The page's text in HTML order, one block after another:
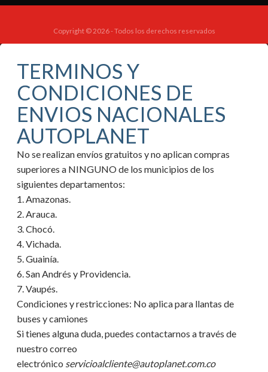
Copyright © 2026 - Todos los derechos reservados
TERMINOS Y
CONDICIONES DE
ENVIOS NACIONALES
AUTOPLANET
No se realizan envíos gratuitos y no aplican compras
superiores a NINGUNO de los municipios de los
siguientes departamentos:
1. Amazonas.
2. Arauca.
3. Chocó.
4. Vichada.
5. Guainía.
6. San Andrés y Providencia.
7. Vaupés.
Condiciones y restricciones: No aplica para llantas de
buses y camiones
Si tienes alguna duda, puedes contactarnos a través de
nuestro correo
electrónico servicioalcliente@autoplanet.com.co